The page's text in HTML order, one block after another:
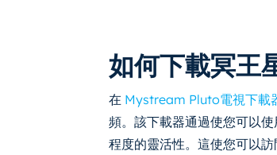
如何下載冥王
在 Mystream Pluto電視下載
頻。該下載器通過使您可以
程度的靈活性。這使您可以訪